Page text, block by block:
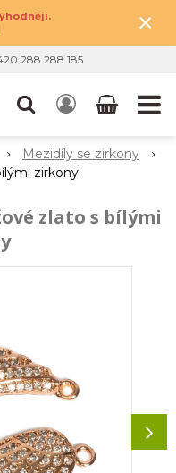
×
288 288 185
Mezidíly se zirkony
zirkony
zlato s bílými